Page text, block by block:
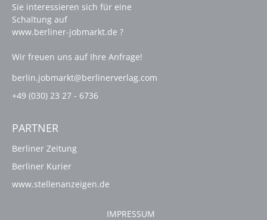
Sie interessieren sich für eine
Schaltung auf
www.berliner-jobmarkt.de ?
Wir freuen uns auf Ihre Anfrage!
berlin.jobmarkt@berlinerverlag.com
+49 (030) 23 27 - 6736
PARTNER
Berliner Zeitung
Berliner Kurier
www.stellenanzeigen.de
IMPRESSUM